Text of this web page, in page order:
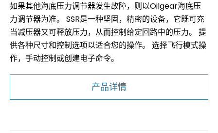
如果其他海底压力调节器发生故障，则以Oilgear海底压
力调节器为准。 SSR是一种坚固，精密的设备，它既可充
当减压器又可释放压力，从而控制给定回路中的压力。 提
供各种尺寸和控制选项以适合您的操作。 选择飞行模式操
作，手动控制或创建电子命令。
产品详情